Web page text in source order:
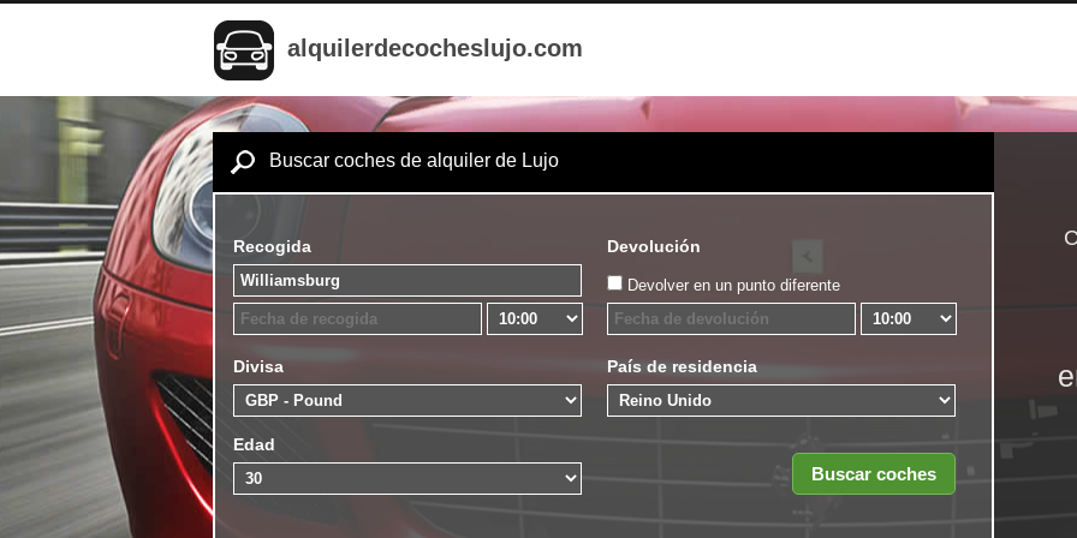
alquilerdecocheslujo.com
Buscar coches de alquiler de Lujo
Recogida Devolución
Devolver en un punto diferente
Divisa País de residencia
Edad